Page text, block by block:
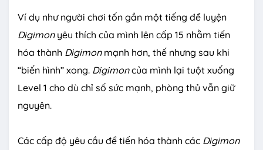
Ví dụ như người chơi tốn gần một tiếng để luyện
Digimonyêu thích của mình lên cấp 15 nhằm tiến
hóa thành Digimonmạnh hơn, thế nhưng sau khi
“biến hình” xong. Digimoncủa mình lại tuột xuống
Level 1 cho dù chỉ số sức mạnh, phòng thủ vẫn giữ
nguyên.
Các cấp độ yêu cầu để tiến hóa thành các Digimon